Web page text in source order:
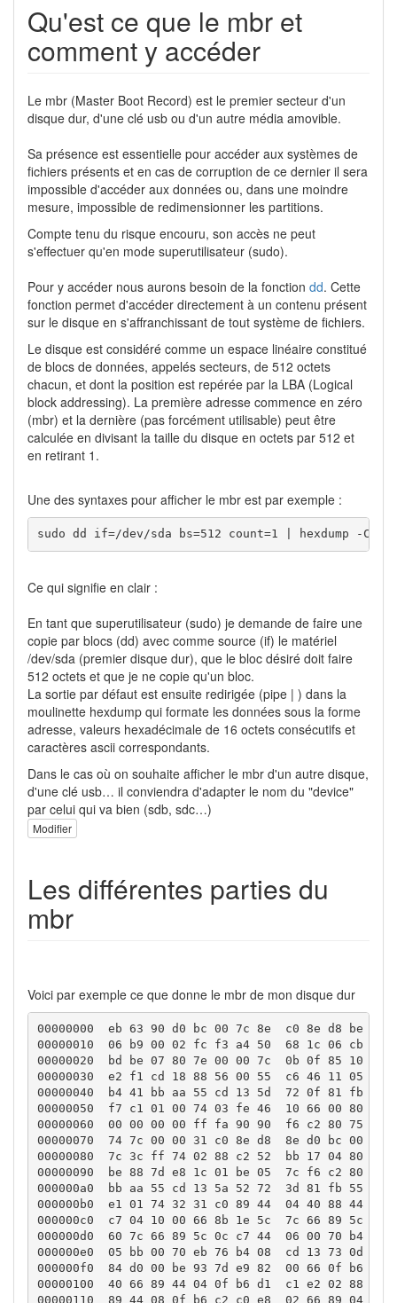
Qu'est ce que le mbr et
comment y accéder
Le mbr (Master Boot Record) est le premier secteur d'un
disque dur, d'une clé usb ou d'un autre média amovible.
Sa présence est essentielle pour accéder aux systèmes de
fichiers présents et en cas de corruption de ce dernier il sera
impossible d'accéder aux données ou, dans une moindre
mesure, impossible de redimensionner les partitions.
Compte tenu du risque encouru, son accès ne peut
s'effectuer qu'en mode superutilisateur (sudo).
Pour y accéder nous aurons besoin de la fonction dd. Cette
fonction permet d'accéder directement à un contenu présent
sur le disque en s'affranchissant de tout système de fichiers.
Le disque est considéré comme un espace linéaire constitué
de blocs de données, appelés secteurs, de 512 octets
chacun, et dont la position est repérée par la LBA (Logical
block addressing). La première adresse commence en zéro
(mbr) et la dernière (pas forcément utilisable) peut être
calculée en divisant la taille du disque en octets par 512 et
en retirant 1.
Une des syntaxes pour afficher le mbr est par exemple :
sudo dd if=/dev/sda bs=512 count=1 | hexdump -C
Ce qui signifie en clair :
En tant que superutilisateur (sudo) je demande de faire une
copie par blocs (dd) avec comme source (if) le matériel
/dev/sda (premier disque dur), que le bloc désiré doit faire
512 octets et que je ne copie qu'un bloc.
La sortie par défaut est ensuite redirigée (pipe | ) dans la
moulinette hexdump qui formate les données sous la forme
adresse, valeurs hexadécimale de 16 octets consécutifs et
caractères ascii correspondants.
Dans le cas où on souhaite afficher le mbr d'un autre disque,
d'une clé usb… il conviendra d'adapter le nom du "device"
par celui qui va bien (sdb, sdc…)
Modifier
Les différentes parties du
mbr
Voici par exemple ce que donne le mbr de mon disque dur
00000000  eb 63 90 d0 bc 00 7c 8e  c0 8e d8
00000010  06 b9 00 02 fc f3 a4 50  68 1c 06
00000020  bd be 07 80 7e 00 00 7c  0b 0f 85
00000030  e2 f1 cd 18 88 56 00 55  c6 46 11 05
00000040  b4 41 bb aa 55 cd 13 5d  72 0f 81 fb
00000050  f7 c1 01 00 74 03 fe 46  10 66 00
00000060  00 00 00 00 ff fa 90 90  f6 c2 80
00000070  74 7c 00 00 31 c0 8e d8  8e d0 bc
00000080  7c 3c ff 74 02 88 c2 52  bb 17 04
00000090  be 88 7d e8 1c 01 be 05  7c f6 c2
000000a0  bb aa 55 cd 13 5a 52 72  3d 81 fb 55
000000b0  e1 01 74 32 31 c0 89 44  04 40 88 44
000000c0  c7 04 10 00 66 8b 1e 5c  7c 66 89
000000d0  60 7c 66 89 5c 0c c7 44  06 00 70 b4
000000e0  05 bb 00 70 eb 76 b4 08  cd 13 73
000000f0  84 d0 00 be 93 7d e9 82  00 66 0f
00000100  40 66 89 44 04 0f b6 d1  c1 e2 02 88
00000110  89 44 08 0f b6 c2 c0 e8  02 66 89